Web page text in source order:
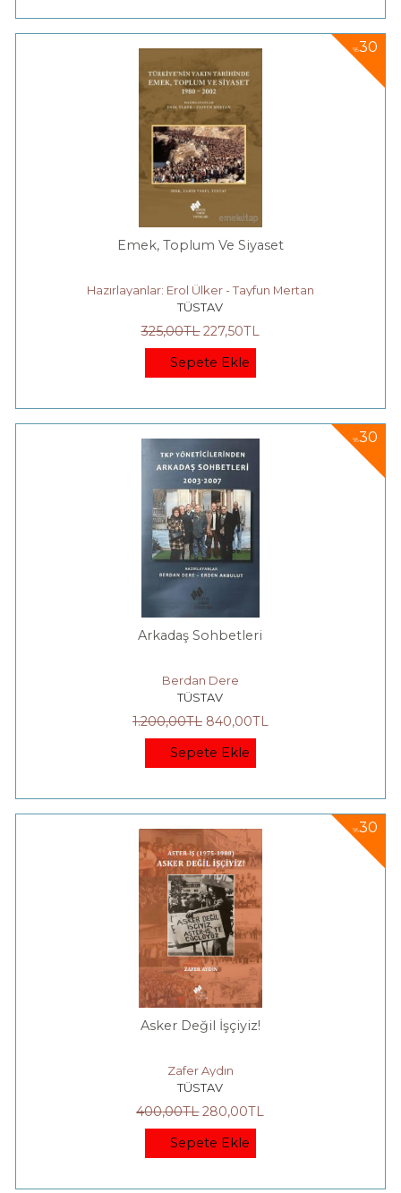
%30
Emek, Toplum Ve Siyaset
Hazırlayanlar: Erol Ülker - Tayfun Mertan
TÜSTAV
325,00TL 227,50TL
Sepete Ekle
%30
Arkadaş Sohbetleri
Berdan Dere
TÜSTAV
1.200,00TL 840,00TL
Sepete Ekle
%30
Asker Değil İşçiyiz!
Zafer Aydın
TÜSTAV
400,00TL 280,00TL
Sepete Ekle